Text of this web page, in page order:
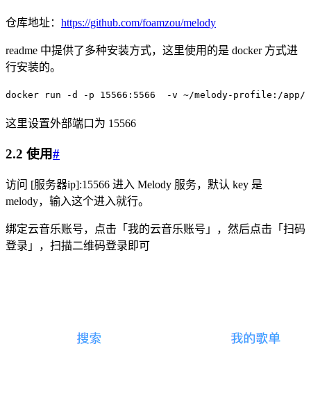
仓库地址： https://github.com/foamzou/melody
readme 中提供了多种安装方式，这里使用的是 docker 方式进
行安装的。
docker run -d -p 15566:5566
  -v
~/melody-profile:/app/
这里设置外部端口为 15566
2.2 使用#
访问 [服务器ip]:15566 进入 Melody 服务，默认 key 是
melody，输入这个进入就行。
绑定云音乐账号，点击「我的云音乐账号」，然后点击「扫码
登录」，扫描二维码登录即可